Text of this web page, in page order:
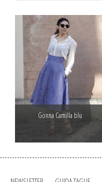
Gonna Camilla blu